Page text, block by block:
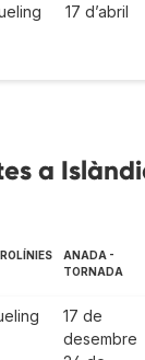
17 d’abril
a
ANADA -
TORNADA
17 de
desembre